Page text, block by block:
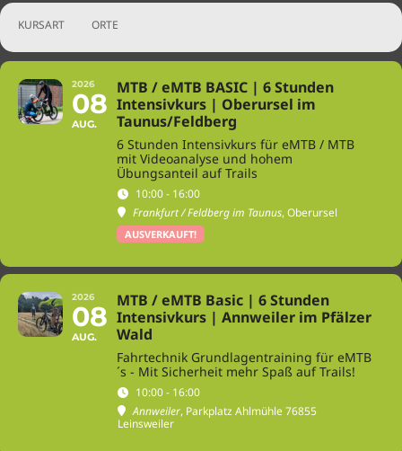
KURSART ORTE
2026
08
AUG.
MTB / eMTB BASIC | 6 Stunden
Intensivkurs | Oberursel im
Taunus/Feldberg
6 Stunden Intensivkurs für eMTB / MTB
mit Videoanalyse und hohem
Übungsanteil auf Trails
10:00 - 16:00
Frankfurt / Feldberg im Taunus, Oberursel
AUSVERKAUFT!
2026
08
AUG.
MTB / eMTB Basic | 6 Stunden
Intensivkurs | Annweiler im Pfälzer
Wald
Fahrtechnik Grundlagentraining für eMTB
´s - Mit Sicherheit mehr Spaß auf Trails!
10:00 - 16:00
Annweiler, Parkplatz Ahlmühle 76855
Leinsweiler